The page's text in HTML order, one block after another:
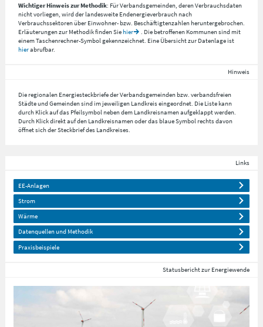
Wichtiger Hinweis zur Methodik: Für Verbandsgemeinden, deren Verbrauchsdaten
nicht vorliegen, wird der landesweite Endenergieverbrauch nach
Verbrauchssektoren über Einwohner- bzw. Beschäftigtenzahlen heruntergebrochen.
Erläuterungen zur Methodik finden Siehier
. Die betroffenen Kommunen sind mit
einem Taschenrechner-Symbol gekennzeichnet. Eine Übersicht zur Datenlage ist
hierabrufbar.
Hinweis
Die regionalen Energiesteckbriefe der Verbandsgemeinden bzw. verbandsfreien
Städte und Gemeinden sind im jeweiligen Landkreis eingeordnet. Die Liste kann
durch Klick auf das Pfeilsymbol neben dem Landkreisnamen aufgeklappt werden.
Durch Klick direkt auf den Landkreisnamen oder das blaue Symbol rechts davon
öffnet sich der Steckbrief des Landkreises.
Links
EE-Anlagen
Strom
Wärme
Datenquellen und Methodik
Praxisbeispiele
Statusbericht zur Energiewende